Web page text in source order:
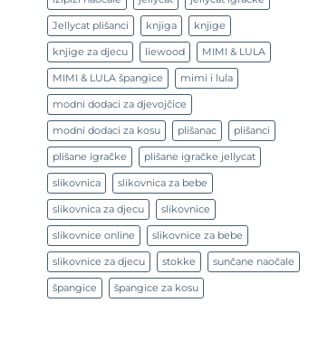
Jellycat plišanci knjiga knjige
knjige za djecu liewood MIMI & LULA
MIMI & LULA špangice mimi i lula
modni dodaci za djevojčice
modni dodaci za kosu plišanac plišanci
plišane igračke plišane igračke jellycat
slikovnica slikovnica za bebe
slikovnica za djecu slikovnice
slikovnice online slikovnice za bebe
slikovnice za djecu stokke sunčane naočale
špangice špangice za kosu